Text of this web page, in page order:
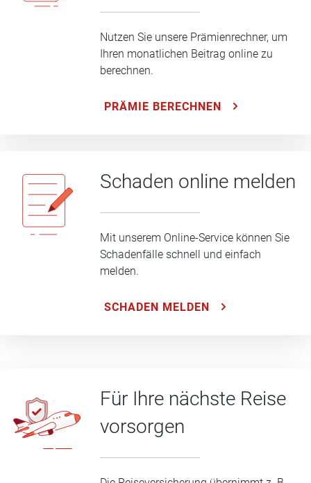
Nutzen Sie unsere Prämienrechner, um
Ihren monatlichen Beitrag online zu
berechnen.
PRÄMIE BERECHNEN
Schaden online melden
Mit unserem Online-Service können Sie
Schadenfälle schnell und einfach
melden.
SCHADEN MELDEN
Für Ihre nächste Reise
vorsorgen